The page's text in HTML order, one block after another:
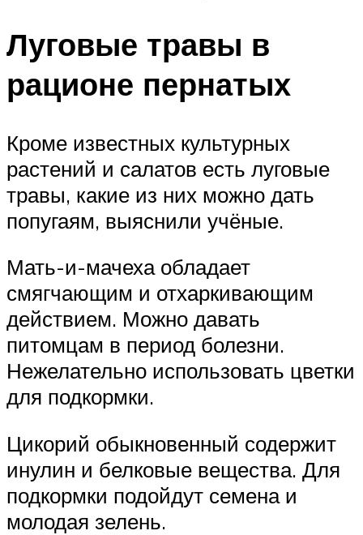
Луговые травы в
рационе пернатых
Кроме известных культурных
растений и салатов есть луговые
травы, какие из них можно дать
попугаям, выяснили учёные.
Мать-и-мачеха обладает
смягчающим и отхаркивающим
действием. Можно давать
питомцам в период болезни.
Нежелательно использовать цветки
для подкормки.
Цикорий обыкновенный содержит
инулин и белковые вещества. Для
подкормки подойдут семена и
молодая зелень.